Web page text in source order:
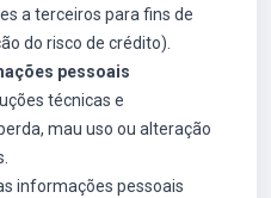
a terceiros para fins de
do risco de crédito).
pessoais
técnicas e
mau uso ou alteração
informações pessoais